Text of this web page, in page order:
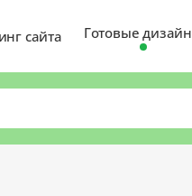
сайта Готовые